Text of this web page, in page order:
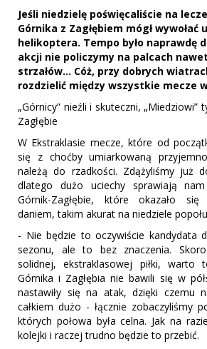
Jeśli niedzielę poświęcaliście na
Górnika z Zagłębiem mógł wywołać
helikoptera. Tempo było naprawdę
akcji nie policzymy na palcach
strzałów… Cóż, przy dobrych
rozdzielić między wszystkie mecze
„Górnicy” nieźli i skuteczni, „Miedziowi”
Zagłębie
W Ekstraklasie mecze, które od
się z choćby umiarkowaną
należą do rzadkości. Zdążyliśmy już
dlatego dużo uciechy sprawiają
Górnik-Zagłębie, które okazało się
daniem, takim akurat na niedziele
- Nie będzie to oczywiście kandydata
sezonu, ale to bez znaczenia.
solidnej, ekstraklasowej piłki, warto
Górnika i Zagłębia nie bawili się w
nastawiły się na atak, dzięki czemu
całkiem dużo - łącznie zobaczyliśmy
których połowa była celna. Jak na
kolejki i raczej trudno będzie to przebić.